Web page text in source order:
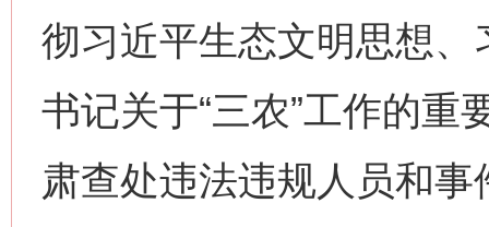
彻习近平生态文明思想
书记关于“三农”工作的重
肃查处违法违规人员和